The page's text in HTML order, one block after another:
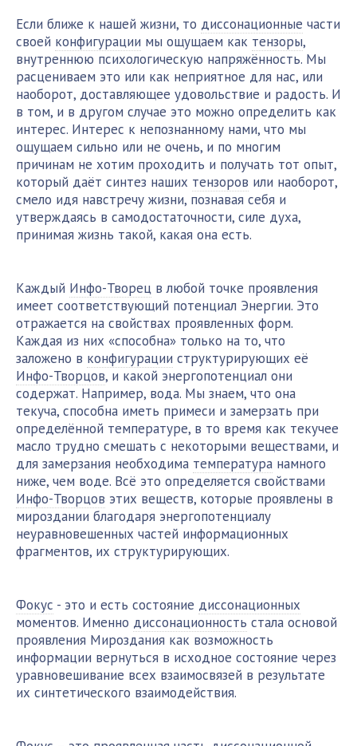
Если ближе к нашей жизни, то диссонационные части
своей конфигурации мы ощущаем как тензоры,
внутреннюю психологическую напряжённость. Мы
расцениваем это или как неприятное для нас, или
наоборот, доставляющее удовольствие и радость. И
в том, и в другом случае это можно определить как
интерес. Интерес к непознанному нами, что мы
ощущаем сильно или не очень, и по многим
причинам не хотим проходить и получать тот опыт,
который даёт синтез наших тензоров или наоборот,
смело идя навстречу жизни, познавая себя и
утверждаясь в самодостаточности, силе духа,
принимая жизнь такой, какая она есть.
Каждый Инфо-Творец в любой точке проявления
имеет соответствующий потенциал Энергии. Это
отражается на свойствах проявленных форм.
Каждая из них «способна» только на то, что
заложено в конфигурации структурирующих её
Инфо-Творцов, и какой энергопотенциал они
содержат. Например, вода. Мы знаем, что она
текуча, способна иметь примеси и замерзать при
определённой температуре, в то время как текучее
масло трудно смешать с некоторыми веществами, и
для замерзания необходима температура намного
ниже, чем воде. Всё это определяется свойствами
Инфо-Творцов этих веществ, которые проявлены в
мироздании благодаря энергопотенциалу
неуравновешенных частей информационных
фрагментов, их структурирующих.
Фокус - это и есть состояние диссонационных
моментов. Именно диссонационность стала основой
проявления Мироздания как возможность
информации вернуться в исходное состояние через
уравновешивание всех взаимосвязей в результате
их синтетического взаимодействия.